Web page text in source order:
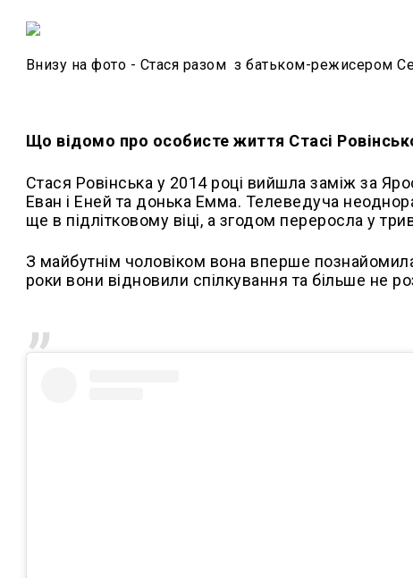
Внизу на фото - Стася разом з батьком-режисером
Що відомо про особисте життя Стасі
Стася Ровінська у 2014 році вийшла заміж за
Еван і Еней та донька Емма. Телеведуча
ще в підлітковому віці, а згодом переросла у
З майбутнім чоловіком вона вперше
роки вони відновили спілкування та більше не